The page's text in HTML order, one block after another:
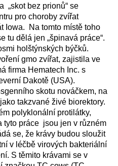
„skot bez prionů“ se
pro choroby zvířat
Iowa. Na tomto místě toho
tu dělá jen „špinavá práce“.
holštýnských býčků.
gmo zvířat, zajistila ve
firma Hematech Inc. s
Dakotě (USA).
skotu nováčkem, na
takzvané živé biorektory.
polyklonální protilátky,
tyto práce jsou jen v různém
se, že krávy budou sloužit
v léčbě virových bakteriální
S těmito krávami se v